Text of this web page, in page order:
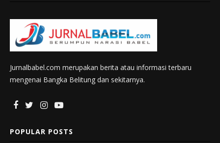
Jurnalbabel.com merupakan berita atau informasi terbaru
mengenai Bangka Belitung dan sekitarnya.
POPULAR POSTS